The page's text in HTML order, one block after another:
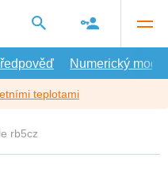
Numerický model
teplotami
rb5cz